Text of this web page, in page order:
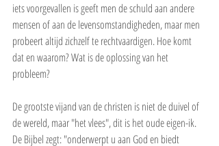
iets voorgevallen is geeft men de schuld aan andere
mensen of aan de levensomstandigheden, maar men
probeert altijd zichzelf te rechtvaardigen. Hoe komt
dat en waarom? Wat is de oplossing van het
probleem?
De grootste vijand van de christen is niet de duivel of
de wereld, maar "het vlees", dit is het oude eigen-ik.
De Bijbel zegt: "onderwerpt u aan God en biedt